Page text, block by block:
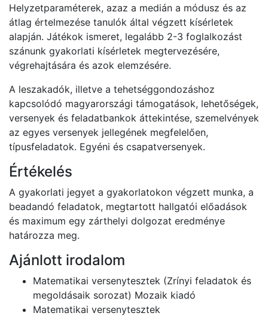
Helyzetparaméterek, azaz a medián a módusz és az
átlag értelmezése tanulók által végzett kísérletek
alapján. Játékok ismeret, legalább 2-3 foglalkozást
szánunk gyakorlati kísérletek megtervezésére,
végrehajtására és azok elemzésére.
A leszakadók, illetve a tehetséggondozáshoz
kapcsolódó magyarországi támogatások, lehetőségek,
versenyek és feladatbankok áttekintése, szemelvények
az egyes versenyek jellegének megfelelően,
típusfeladatok. Egyéni és csapatversenyek.
Értékelés
A gyakorlati jegyet a gyakorlatokon végzett munka, a
beadandó feladatok, megtartott hallgatói előadások
és maximum egy zárthelyi dolgozat eredménye
határozza meg.
Ajánlott irodalom
Matematikai versenytesztek (Zrínyi feladatok és
megoldásaik sorozat) Mozaik kiadó
Matematikai versenytesztek